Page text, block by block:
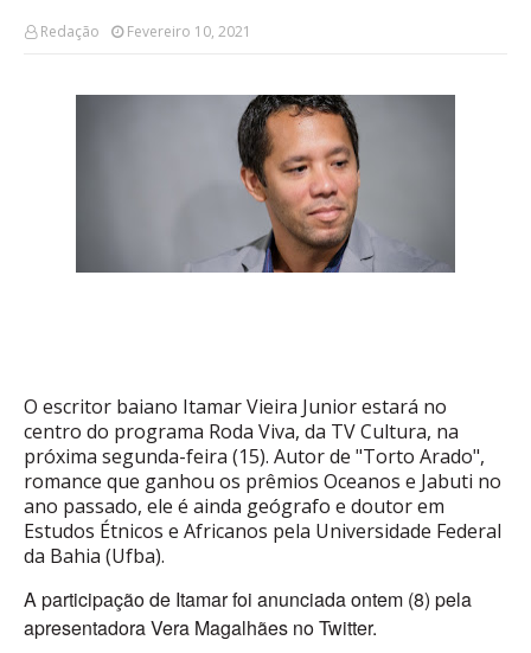
Redação Fevereiro 10, 2021
O escritor baiano Itamar Vieira Junior estará no
centro do programa Roda Viva, da TV Cultura, na
próxima segunda-feira (15). Autor de "Torto Arado",
romance que ganhou os prêmios Oceanos e Jabuti no
ano passado, ele é ainda geógrafo e doutor em
Estudos Étnicos e Africanos pela Universidade Federal
da Bahia (Ufba).
A participação de Itamar foi anunciada ontem (8) pela
apresentadora Vera Magalhães no Twitter.